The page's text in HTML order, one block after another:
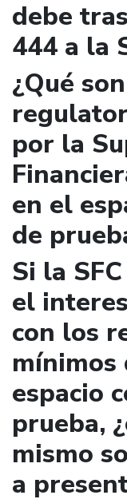
debe
444 a la
¿Qué
por la
en el
de
Si la
el
con los
mínimos
espacio
prueba,
mismo
a